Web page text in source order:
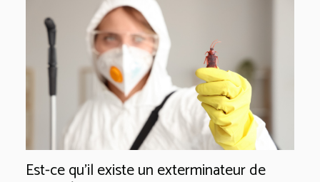
Est-ce qu’il existe un exterminateur de